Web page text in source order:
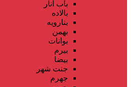
باب انار
بالاده
بنارویه
بهمن
بوانات
بیرم
بیضا
جنت شهر
جهرم